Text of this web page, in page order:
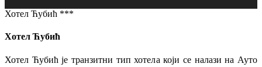
Хотел Ћубић ***
Хотел Ћубић
Хотел Ћубић је транзитни тип хотела који се налази на Ауто